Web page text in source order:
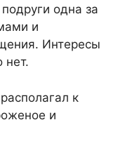
одна за
и
Интересы
нет.
к
и